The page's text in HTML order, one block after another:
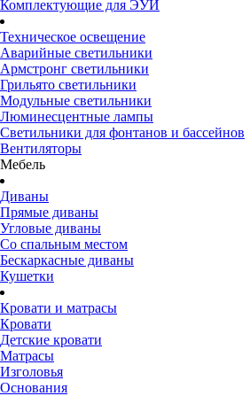
Комплектующие для ЭУИ
Техническое освещение
Аварийные светильники
Армстронг светильники
Грильято светильники
Модульные светильники
Люминесцентные лампы
Светильники для фонтанов и бассейнов
Вентиляторы
Мебель
Диваны
Прямые диваны
Угловые диваны
Со спальным местом
Бескаркасные диваны
Кушетки
Кровати и матрасы
Кровати
Детские кровати
Матрасы
Изголовья
Основания